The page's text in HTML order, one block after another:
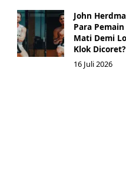
John
Para
Mati Demi
Klok Dicoret?
16 Juli 2026